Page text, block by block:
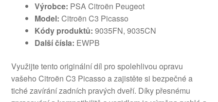
Výrobce: PSA Citroën Peugeot
Model: Citroën C3 Picasso
Kódy produktů: 9035FN, 9035CN
Další čísla: EWPB
Využijte tento originální díl pro spolehlivou opravu
vašeho Citroën C3 Picasso a zajistěte si bezpečné a
tiché zavírání zadních pravých dveří. Díky přesnému